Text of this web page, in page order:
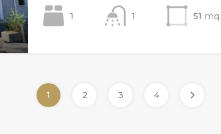
1 1 51 mq.
1 2 3 4